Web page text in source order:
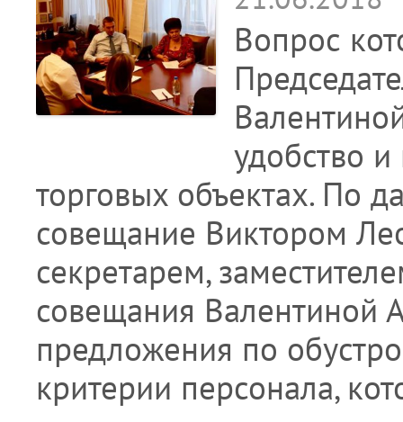
Вопрос
удобство
торговых объектах. По
совещание Виктором
секретарем,
совещания Валентиной
предложения по
критерии персонала,